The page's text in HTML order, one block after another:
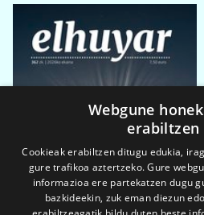
Webgune
erabiltzen
Cookieak erabiltzen ditugu edukia,
gure trafikoa aztertzeko. Gure
informazioa ere partekatzen dugu
bazkideekin, zuk eman diezun